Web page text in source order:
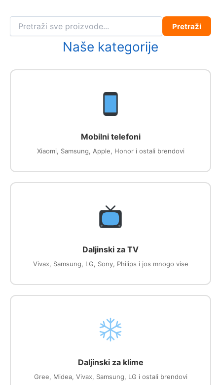
Pretraži
Naše kategorije
Mobilni telefoni
Xiaomi, Samsung, Apple, Honor i ostali brendovi
Daljinski za TV
Vivax, Samsung, LG, Sony, Philips i jos mnogo vise
Daljinski za klime
Gree, Midea, Vivax, Samsung, LG i ostali brendovi